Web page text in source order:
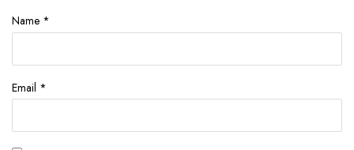
Name *
Email *